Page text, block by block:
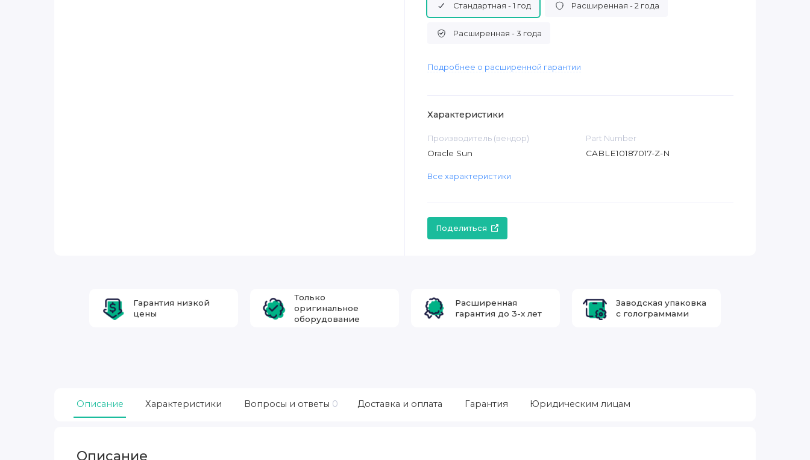
Стандартная - 1 год Расширенная - 2 года
Расширенная - 3 года
Подробнее о расширенной гарантии
Характеристики
Производитель (вендор)
Oracle Sun
Part Number
CABLE10187017-Z-N
Все характеристики
Поделиться
Гарантия низкой
цены
Только
оригинальное
оборудование
Расширенная
гарантия до 3-х лет
Заводская упаковка
с голограммами
Описание Характеристики Вопросы и ответы 0 Доставка и оплата Гарантия Юридическим лицам
Описание